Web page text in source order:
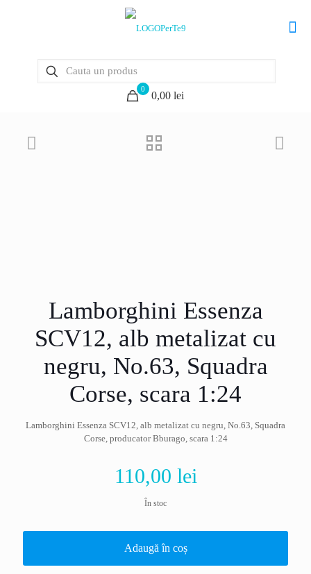
0
0,00 lei
Lamborghini Essenza
SCV12, alb metalizat cu
negru, No.63, Squadra
Corse, scara 1:24
Lamborghini Essenza SCV12, alb metalizat cu negru, No.63, Squadra
Corse, producator Bburago, scara 1:24
110,00 lei
În stoc
Adaugă în coș